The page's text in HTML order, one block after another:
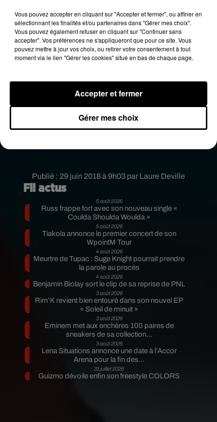
Publié : 29 juin 2018 à 9h03 par Laure Deville
L’autre bonne nouvelle, la température de l’eau
Pensez bien à vous protéger car l’indice UV reste
élevé, il sera de 8 tout au long du week-end. On ne
parle pas de canicule car cet épisode sera de
courte durée, les orages sont, en effet, attendus
Fil actus
5 août 2026
Russ frappe fort avec son nouveau single «
Coulda Shoulda Woulda »
5 août 2026
Tiakola annonce le premier concert de son
WpointM Tour
4 août 2026
Meurtre de Tupac : Suge Knight pourrait prendre
la parole au procès
4 août 2026
Benjamin Biolay sort le clip de sa reprise de PNL
3 août 2026
Rim’K revient bien entouré dans son nouvel EP
« Soleil de minuit »
3 août 2026
Eminem met aux enchères 100 paires de
sneakers de sa collection...
3 août 2026
Lena Situations annonce une date à l’Accor
Arena pour la fin des...
31 juillet 2026
Guizmo dévoile enfin son freestyle COLORS
Vous pouvez accepter en cliquant sur "Accepter et fermer", ou affiner en
sélectionnant les finalités et/ou partenaires dans "Gérer mes choix".
Vous pouvez également refuser en cliquant sur "Continuer sans
accepter". Vos préférences ne s'appliqueront que pour ce site. Vous
pouvez mettre à jour vos choix, ou retirer votre consentement à tout
moment via le lien "Gérer les cookies" situé en bas de chaque page.
Gérer mes choix
Accepter et fermer